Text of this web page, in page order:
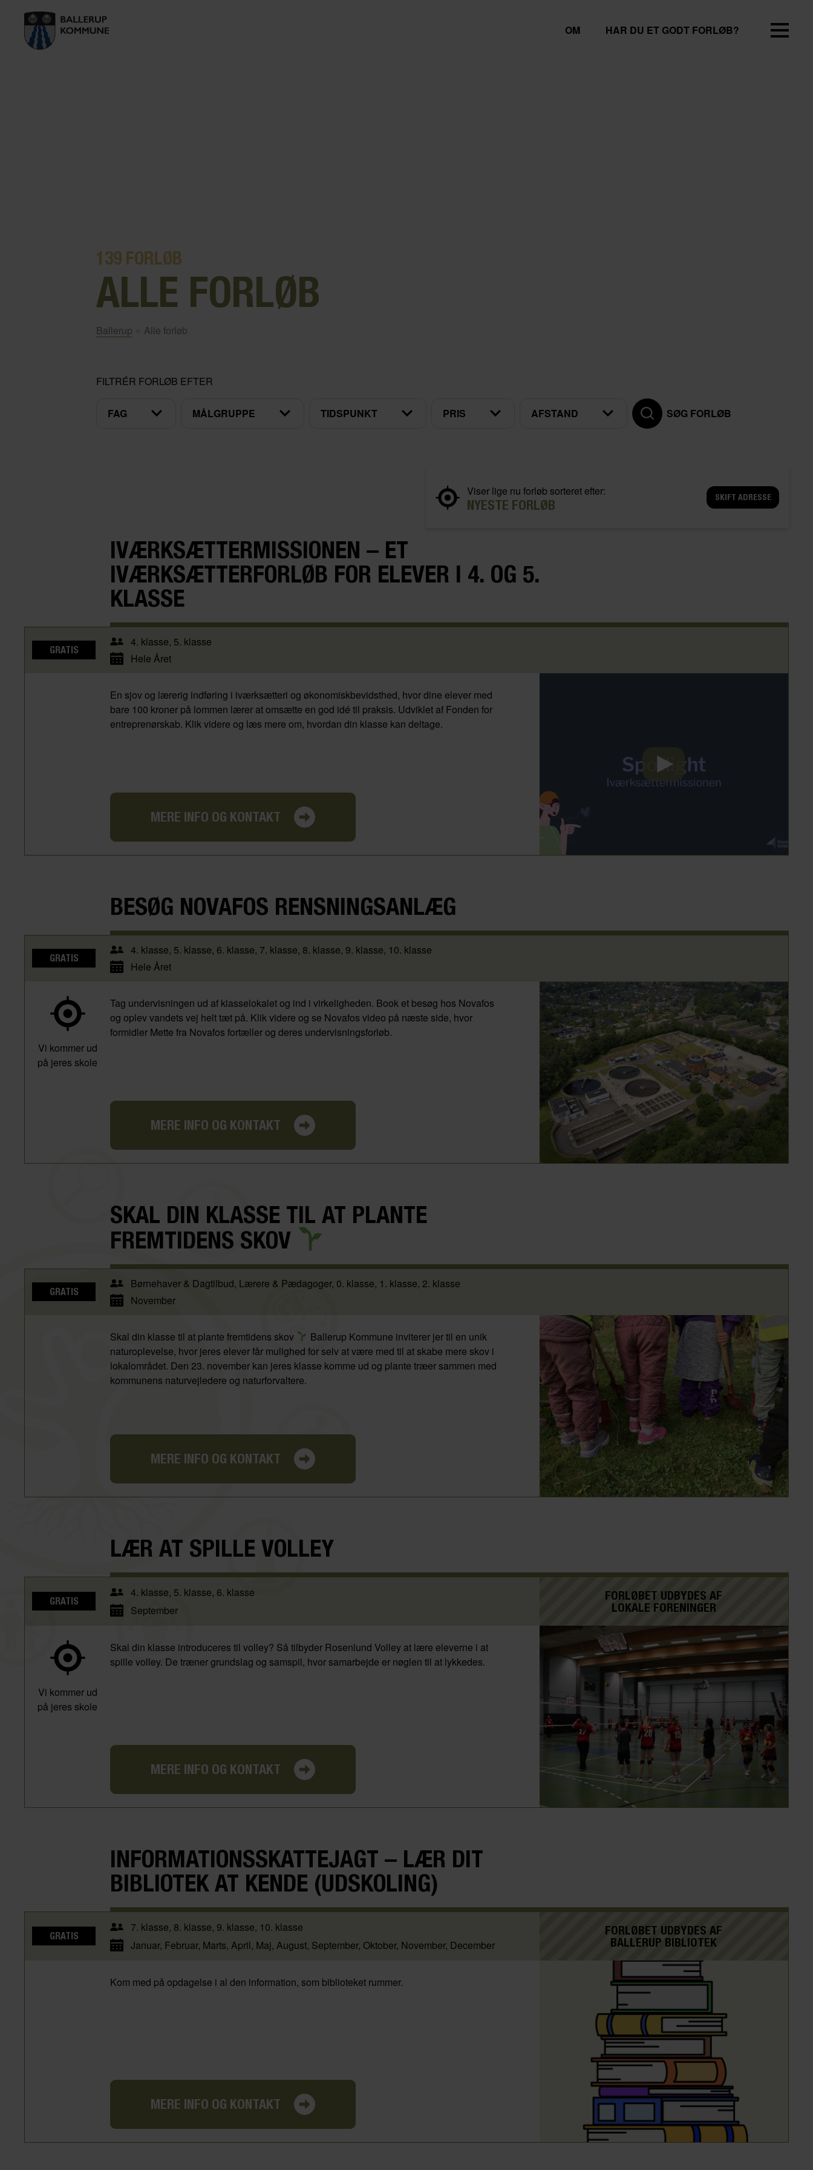
OM HAR DU ET GODT FORLØB?
139 FORLØB
ALLE FORLØB
Ballerup » Alle forløb
FILTRÉR FORLØB EFTER
FAG MÅLGRUPPE TIDSPUNKT PRIS AFSTAND SØG FORLØB
Viser lige nu forløb sorteret efter:
NYESTE FORLØB SKIFT ADRESSE
IVÆRKSÆTTER­MISSIONEN – ET
IVÆRKSÆTTERFORLØB FOR ELEVER I 4. OG 5.
KLASSE
GRATIS
4. klasse 5. klasse
Hele Året
En sjov og lærerig indføring i iværksætteri og økonomiskbevidsthed, hvor dine elever med
bare 100 kroner på lommen lærer at omsætte en god idé til praksis. Udviklet af Fonden for
entreprenørskab. Klik videre og læs mere om, hvordan din klasse kan deltage.
MERE INFO OG KONTAKT
BESØG NOVAFOS RENSNINGSANLÆG
GRATIS
4. klasse 5. klasse 6. klasse 7. klasse 8. klasse 9. klasse 10. klasse
Hele Året
Vi kommer ud
på jeres skole
Tag undervisningen ud af klasselokalet og ind i virkeligheden. Book et besøg hos Novafos
og oplev vandets vej helt tæt på. Klik videre og se Novafos video på næste side, hvor
formidler Mette fra Novafos fortæller og deres undervisningsforløb.
MERE INFO OG KONTAKT
SKAL DIN KLASSE TIL AT PLANTE
FREMTIDENS SKOV
GRATIS
Børnehaver & Dagtilbud Lærere & Pædagoger 0. klasse 1. klasse 2. klasse
November
Skal din klasse til at plante fremtidens skov
Ballerup Kommune inviterer jer til en unik
naturoplevelse, hvor jeres elever får mulighed for selv at være med til at skabe mere skov i
lokalområdet. Den 23. november kan jeres klasse komme ud og plante træer sammen med
kommunens naturvejledere og naturforvaltere.
MERE INFO OG KONTAKT
LÆR AT SPILLE VOLLEY
GRATIS
4. klasse 5. klasse 6. klasse
September
FORLØBET UDBYDES AF
LOKALE FORENINGER
Vi kommer ud
på jeres skole
Skal din klasse introduceres til volley? Så tilbyder Rosenlund Volley at lære eleverne i at
spille volley. De træner grundslag og samspil, hvor samarbejde er nøglen til at lykkedes.
MERE INFO OG KONTAKT
INFORMATIONSSKATTEJAGT – LÆR DIT
BIBLIOTEK AT KENDE (UDSKOLING)
GRATIS
7. klasse 8. klasse 9. klasse 10. klasse
Januar Februar Marts April Maj August September Oktober November December
FORLØBET UDBYDES AF
BALLERUP BIBLIOTEK
Kom med på opdagelse i al den information, som biblioteket rummer.
MERE INFO OG KONTAKT